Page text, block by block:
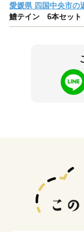
愛媛県 四国中央市の
鱧テイン 6本セット